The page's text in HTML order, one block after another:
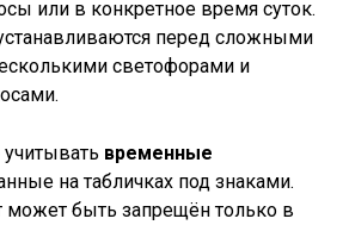
или в конкретное время суток.
перед сложными
светофорами и
временные
на табличках под знаками.
может быть запрещён только в